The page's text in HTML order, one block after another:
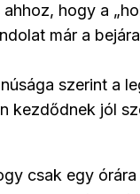
ahhoz, hogy a
már a
szerint a
kezdődnek jól
csak egy